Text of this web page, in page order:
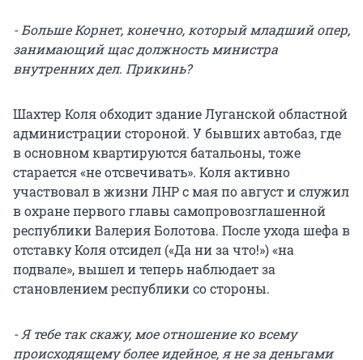
- Больше Корнет, конечно, который младший опер,
занимающий щас должность министра
внутренних дел. Прикинь?
Шахтер Коля обходит здание Луганской областной
администрации стороной. У бывших автобаз, где
в основном квартируются батальоны, тоже
старается «не отсвечивать». Коля активно
участвовал в жизни ЛНР с мая по август и служил
в охране первого главы самопровозглашенной
республики Валерия Болотова. После ухода шефа в
отставку Коля отсидел («Да ни за что!») «на
подвале», вышел и теперь наблюдает за
становлением республики со стороны.
- Я тебе так скажу, мое отношение ко всему
происходящему более идейное, я не за деньгами